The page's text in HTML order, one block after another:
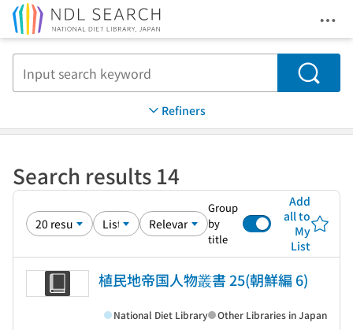
Search
Refiners
Search results 14
Group
by
title
Add
all to
My
List
植民地帝国人物叢書 25(朝鮮編 6)
National Diet Library Other Libraries in Japan